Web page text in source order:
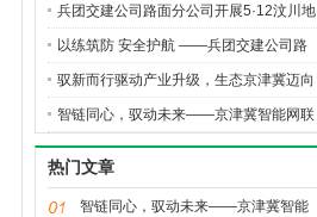
GV70的“高智感”美学
兵团交建公司路面分公司开展5·12汶川地
震遇难同胞默哀活动
以练筑防 安全护航 ——兵团交建公司路
面分公司开展火灾及触电应急演练活动
驭新而行驱动产业升级，生态京津冀迈向
全球高端汽车价值链高地
智链同心，驭动未来——京津冀智能网联
新能源汽车主题对接活动暨生态港招商推
介会盛大亮相
热门文章
智链同心，驭动未来——京津冀智能